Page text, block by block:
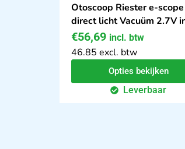
Otoscoop Riester e-scope
direct licht Vacuüm 2.7V
€56,69 incl. btw
46.85 excl. btw
Opties bekijken
Leverbaar